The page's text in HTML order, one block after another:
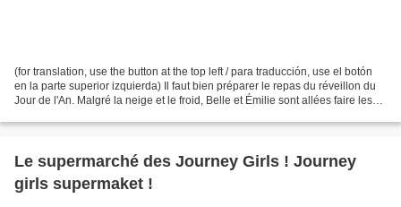
(for translation, use the button at the top left / para traducción, use el botón
en la parte superior izquierda) Il faut bien préparer le repas du réveillon du
Jour de l'An. Malgré la neige et le froid, Belle et Émilie sont allées faire les
Le supermarché des Journey Girls ! Journey
girls supermaket !